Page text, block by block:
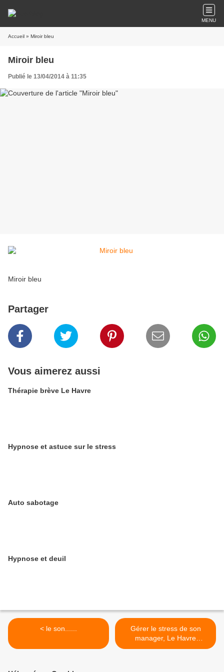
MENU
Accueil » Miroir bleu
Miroir bleu
Publié le 13/04/2014 à 11:35
Miroir bleu
Partager
Vous aimerez aussi
Thérapie brève Le Havre
Hypnose et astuce sur le stress
Auto sabotage
Hypnose et deuil
< le son......
Gérer le stress de son
manager, Le Havre
hypnothérapeute >